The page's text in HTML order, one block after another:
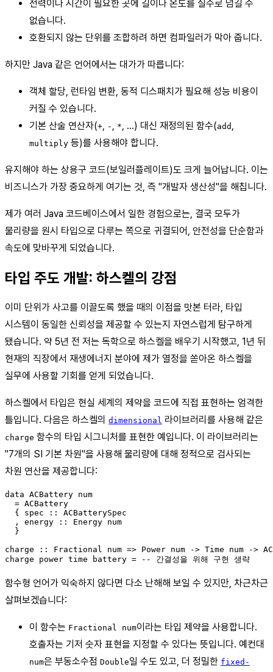
전력이나 시간이 필요한 곳에 길이나 온도를 실수로 넘길 수
없습니다.
호환되지 않는 단위를 조합하려 하면 컴파일러가 막아 줍니다.
하지만 Java 같은 언어에서는 대가가 따릅니다:
객체 할당, 런타임 변환, 동적 디스패치가 필요해 성능 비용이
커질 수 있습니다.
기본 산술 연산자(+, - , *, …) 대신 재정의된 함수(add ,
multiply 등)를 사용해야 합니다.
유지해야 하는 상용구 코드(보일러플레이트)도 크게 늘어납니다. 이는
비즈니스가 가장 중요하게 여기는 것, 즉 "개발자 생산성"을 해칩니다.
제가 여러 Java 코드베이스에서 일한 경험으로는, 결국 모두가
물리량을 원시 타입으로 다루는 쪽으로 귀결되어, 안전성을 단순함과
속도에 맞바꾸게 되었습니다.
타입 주도 개발: 하스켈의 강점
이미 단위가 사고를 이끌도록 했을 때의 이점을 맛본 터라, 타입
시스템이 동일한 신뢰성을 제공할 수 있는지 자연스럽게 탐구하게
됐습니다. 약 5년 전 저는 독학으로 하스켈을 배우기 시작했고, 1년 뒤
현재의 직장에서 재생에너지 분야에 제가 열정을 쏟아온 하스켈을
실무에 사용할 기회를 얻게 되었습니다.
하스켈에서 타입은 현실 세계의 제약을 코드에 직접 표현하는 엄격한
틀입니다. 다음은 하스켈의 dimensional 라이브러리를 사용해 같은
charge 함수의 타입 시그니처를 표현한 예입니다. 이 라이브러리는
"7개의 SI 기본 차원"을 사용해 물리량에 대해 정적으로 검사되는
차원 연산을 제공합니다:
data ACBattery num
  = ACBattery
  { spec :: ACBatterySpec
  , energy :: Energy num
  }
charge :: Fractional num => Power num -> Time num ->
함수형 언어가 익숙하지 않다면 다소 난해해 보일 수 있지만, 차근차근
살펴보겠습니다:
이 함수는 Fractional num이라는 타입 제약을 사용합니다.
호출자는 기저 숫자 표현을 지정할 수 있다는 뜻입니다. 예컨대
num은 부동소수점 Double일 수도 있고, 더 정밀한 fixed-